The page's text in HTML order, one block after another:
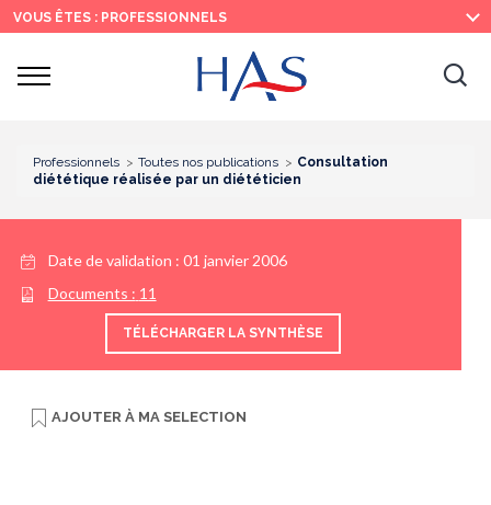
Recherche
Menu
principal
Contenu
principal
VOUS ÊTES : PROFESSIONNELS
Ouvrir
Professionnels Toutes nos publications
Consultation
diététique réalisée par un diététicien
Date de validation : 01 janvier 2006
Documents : 11
TÉLÉCHARGER LA SYNTHÈSE
AJOUTER À MA SELECTION